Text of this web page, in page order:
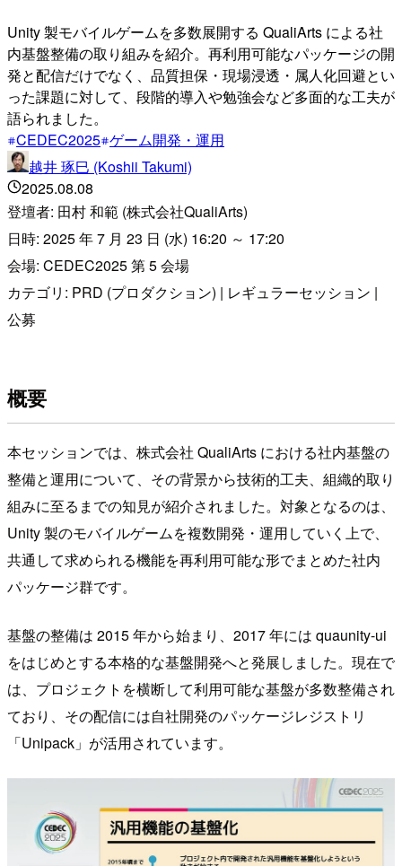
Unity 製モバイルゲームを多数展開する QualiArts による社
内基盤整備の取り組みを紹介。再利用可能なパッケージの開
発と配信だけでなく、品質担保・現場浸透・属人化回避とい
った課題に対して、段階的導入や勉強会など多面的な工夫が
語られました。
CEDEC2025 ゲーム開発・運用
越井 琢巳 (Koshii Takumi)
2025.08.08
登壇者: 田村 和範 (株式会社QualiArts)
日時: 2025 年 7 月 23 日 (水) 16:20 ～ 17:20
会場: CEDEC2025 第 5 会場
カテゴリ: PRD (プロダクション) | レギュラーセッション |
公募
概要
本セッションでは、株式会社 QualiArts における社内基盤の
整備と運用について、その背景から技術的工夫、組織的取り
組みに至るまでの知見が紹介されました。対象となるのは、
Unity 製のモバイルゲームを複数開発・運用していく上で、
共通して求められる機能を再利用可能な形でまとめた社内
パッケージ群です。
基盤の整備は 2015 年から始まり、2017 年には quaunity-ui
をはじめとする本格的な基盤開発へと発展しました。現在で
は、プロジェクトを横断して利用可能な基盤が多数整備され
ており、その配信には自社開発のパッケージレジストリ
「Unipack」が活用されています。